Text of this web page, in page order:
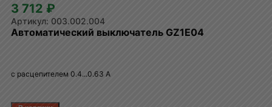
3 712 ₽
003.002.004
Автоматический выключатель GZ1E04
с расцепителем 0.4...0.63 A